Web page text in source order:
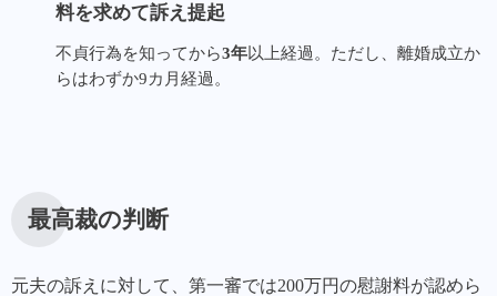
料を求めて訴え提起
不貞行為を知ってから3年以上経過。ただし、離婚成立か
らはわずか9カ月経過。
最高裁の判断
元夫の訴えに対して、第一審では200万円の慰謝料が認めら